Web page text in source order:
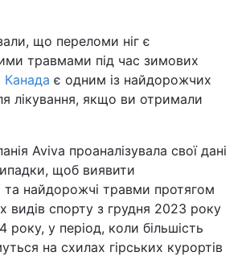
Світ
Інциденти
Туризм
Погода
що переломи ніг є
травмами під час зимових
Канада є одним із найдорожчих
лікування, якщо ви отримали
Aviva проаналізувала свої дані
щоб виявити
та найдорожчі травми протягом
видів спорту з грудня 2023 року
року, у період, коли більшість
на схилах гірських курортів